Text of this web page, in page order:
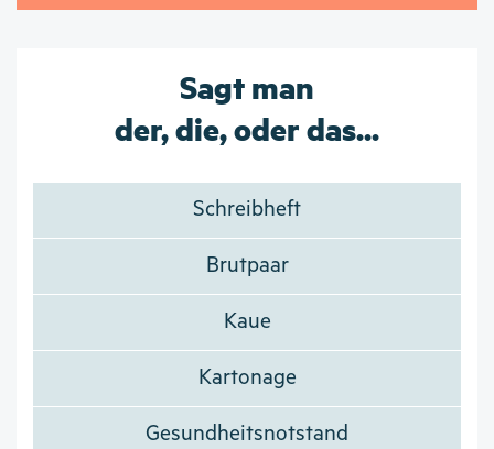
Sagt man
der, die, oder das...
Schreibheft
Brutpaar
Kaue
Kartonage
Gesundheitsnotstand